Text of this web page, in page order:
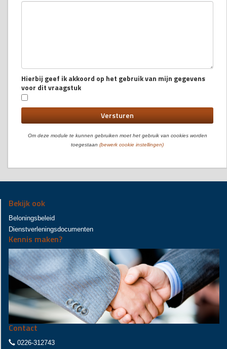
Hierbij geef ik akkoord op het gebruik van mijn gegevens
voor dit vraagstuk
Versturen
Om deze module te kunnen gebruiken moet het gebruik van cookies worden
toegestaan (bewerk cookie instellingen)
Bekijk ook
Beloningsbeleid
Dienstverleningsdocumenten
Kennis maken?
Contact
0226-312743